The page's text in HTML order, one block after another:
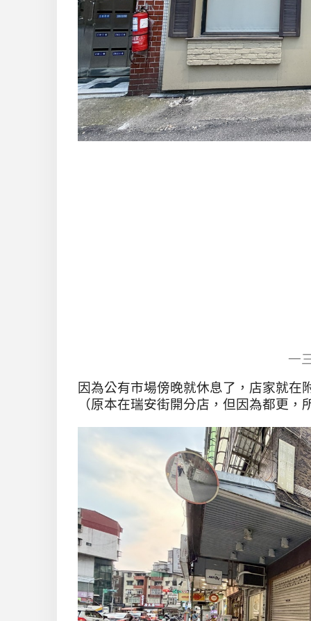
一
因為公有市場傍晚就休息了，店家就在
（原本在瑞安街開分店，但因為都更，